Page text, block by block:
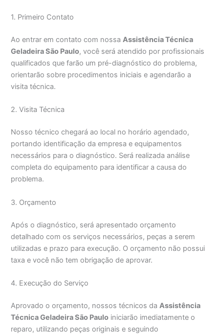
1. Primeiro Contato
Ao entrar em contato com nossaAssistência Técnica
Geladeira São Paulo, você será atendido por profissionais
qualificados que farão um pré-diagnóstico do problema,
orientarão sobre procedimentos iniciais e agendarão a
visita técnica.
2. Visita Técnica
Nosso técnico chegará ao local no horário agendado,
portando identificação da empresa e equipamentos
necessários para o diagnóstico. Será realizada análise
completa do equipamento para identificar a causa do
problema.
3. Orçamento
Após o diagnóstico, será apresentado orçamento
detalhado com os serviços necessários, peças a serem
utilizadas e prazo para execução. O orçamento não possui
taxa e você não tem obrigação de aprovar.
4. Execução do Serviço
Aprovado o orçamento, nossos técnicos daAssistência
Técnica Geladeira São Paulo iniciarão imediatamente o
reparo, utilizando peças originais e seguindo